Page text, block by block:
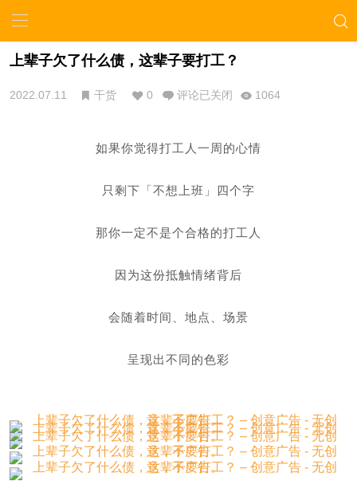
上辈子欠了什么债，这辈子要打工？
2022.07.11 干货 0 评论已关闭 1064
如果你觉得打工人一 周的心情
只剩下「不想上班」四个字
那你一定不是个合格的打工人
因为这份抵触情绪背后
会随着时间、地点、场景
呈现出不同的色彩